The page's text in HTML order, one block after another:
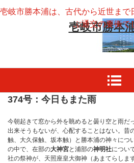
壱岐市勝本
壱岐市勝本浦は、古代から近世ま
ぶ通交の要衝で
374号：今日もまた雨
今朝起きて窓から外を眺めると曇り空と雨だ
出来そうもないが、心配することはない。昔
触、大久保触、坂本触）と勝本浦の神々につ
の中で、在部の大神宮と浦部の神明社につい
社の祭神が、天照座皇大御神（あまてらしま